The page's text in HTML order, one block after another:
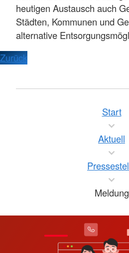
heutigen Austausch auch
Städten, Kommunen und
alternative
Zurück
Start
Aktuell
Meldung